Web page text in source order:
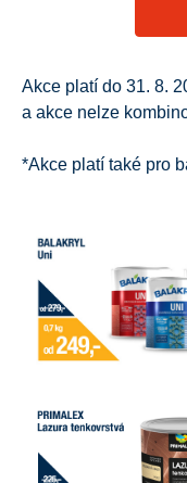
Akce platí do 31. 8.
a akce nelze
*Akce platí také pro